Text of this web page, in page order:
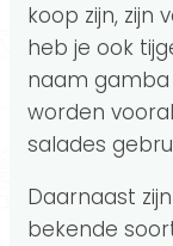
koop zijn, zijn
heb je ook
naam gamba
worden
salades
Daarnaast
bekende